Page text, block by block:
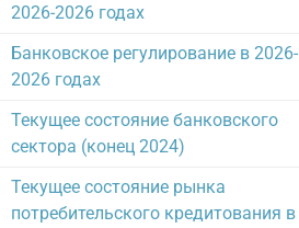
2026-2026 годах
Банковское регулирование в 2026-
2026 годах
Текущее состояние банковского
сектора (конец 2024)
Текущее состояние рынка
потребительского кредитования в